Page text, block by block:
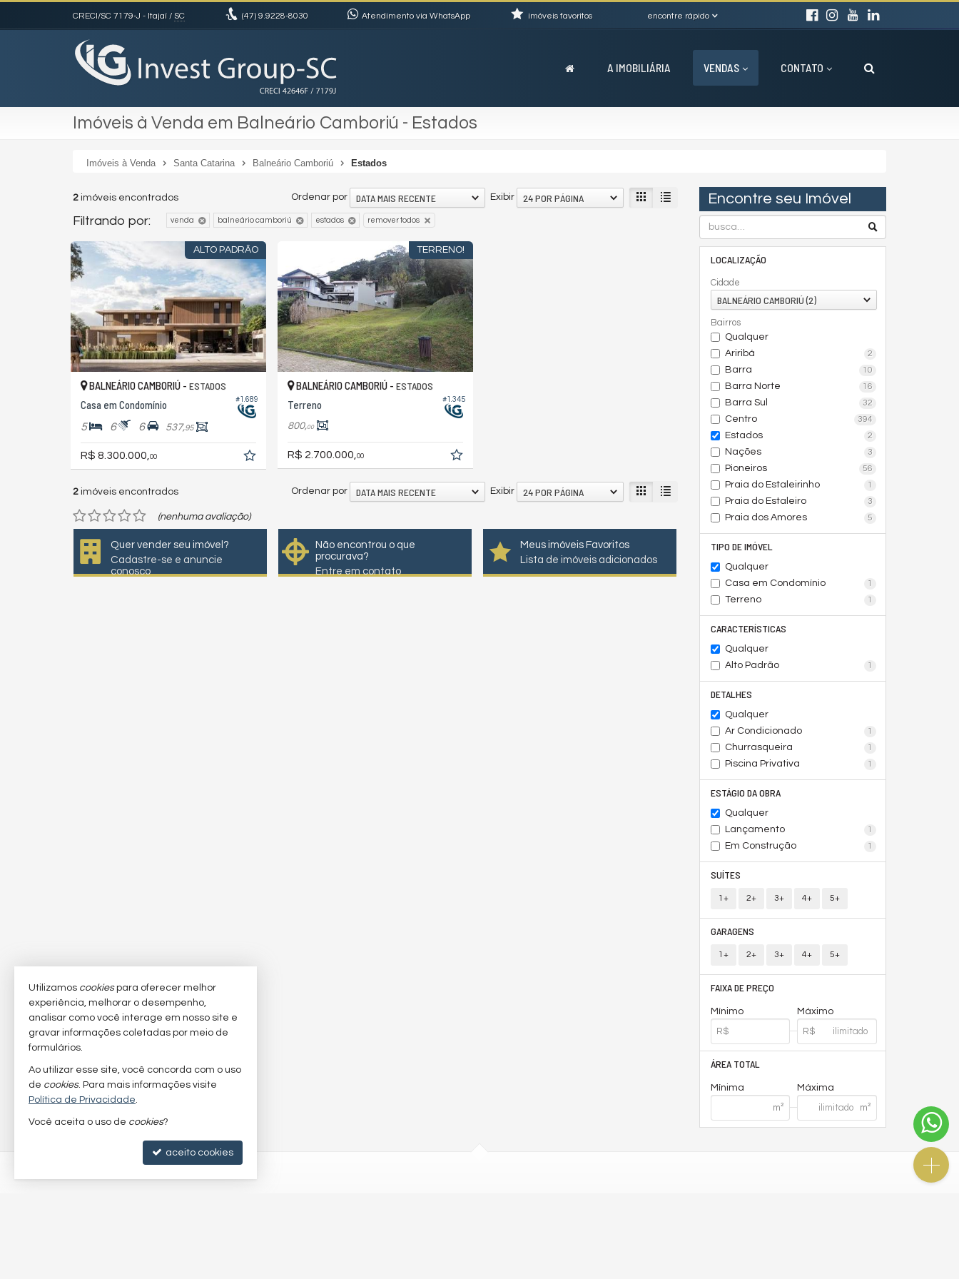
CRECI/SC 7179-J - Itajaí / SC (47) 9.9228-8030 Atendimento via WhatsApp encontre rápido
imóveis favoritos
A IMOBILIÁRIA VENDAS CONTATO
Imóveis à Venda em Balneário Camboriú - Estados
Imóveis à Venda Santa Catarina Balneário Camboriú Estados
Encontre seu Imóvel
LOCALIZAÇÃO
Cidade
BALNEÁRIO CAMBORIÚ (2)
Bairros
Qualquer
Ariribá
2
Barra 10
Barra Norte 16
Barra Sul 32
Centro 394
Estados 2
Nações 3
Pioneiros 56
Praia do Estaleirinho 1
Praia do Estaleiro 3
Praia dos Amores 5
TIPO DE IMÓVEL
Qualquer
Casa em Condomínio
1
Terreno 1
CARACTERÍSTICAS
Qualquer
Alto Padrão
1
DETALHES
Qualquer
Ar Condicionado
1
Churrasqueira 1
Piscina Privativa 1
ESTÁGIO DA OBRA
Qualquer
Lançamento
1
Em Construção 1
SUÍTES
1+ 2+ 3+ 4+ 5+
GARAGENS
1+ 2+ 3+ 4+ 5+
FAIXA DE PREÇO
Mínimo Máximo
ÁREA TOTAL
Mínima Máxima
2 imóveis encontrados Exibir 24 POR PÁGINA
Ordenar por DATA MAIS RECENTE
Filtrando por: venda balneário camboriú estados remover todos
ALTO PADRÃO
#1.689
BALNEÁRIO CAMBORIÚ - ESTADOS
Casa em Condomínio
5 6 6 537,95
R$ 8.300.000, 00
TERRENO!
#1.345
BALNEÁRIO CAMBORIÚ - ESTADOS
Terreno
800,00
R$ 2.700.000, 00
2 imóveis encontrados Exibir 24 POR PÁGINA
Ordenar por DATA MAIS RECENTE
(nenhuma avaliação)
Quer vender seu imóvel?
Cadastre-se e anuncie
conosco
Não encontrou o que
procurava?
Entre em contato
Meus imóveis Favoritos
Lista de imóveis adicionados
Utilizamos cookiespara oferecer melhor
experiência, melhorar o desempenho,
analisar como você interage em nosso site e
gravar informações coletadas por meio de
formulários.
Ao utilizar esse site, você concorda com o uso
de cookies. Para mais informações visite
Política de Privacidade.
Você aceita o uso de cookies?
aceito cookies